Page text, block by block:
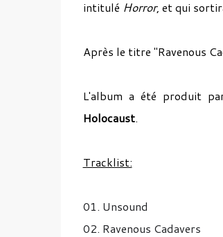
intitulé Horror, et qui
Après le titre "Ravenous
L'album a été produit
Holocaust.
Tracklist:
01. Unsound
02. Ravenous Cadavers